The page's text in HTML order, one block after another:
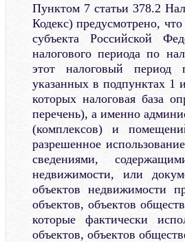
Пунктом 7 статьи 378.2
Кодекс) предусмотрено,
субъекта Российской
налогового периода по
этот налоговый период
указанных в подпунктах 1
которых налоговая база
перечень), а именно
(комплексов) и
разрешенное
сведениями,
недвижимости, или
объектов недвижимости
объектов, объектов
которые фактически
объектов, объектов